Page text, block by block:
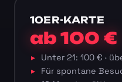
10ER-KARTE
ab 100 €
Unter 21: 100 € ·
Für spontane